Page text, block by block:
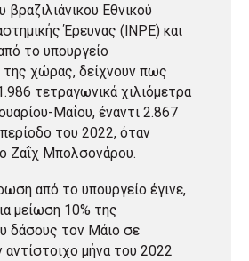
Εθνικού
Έρευνας (INPE) και
το υπουργείο
της χώρας, δείχνουν πως
τετραγωνικά χιλιόμετρα
Μαΐου, έναντι 2.867
του 2022, όταν
Ζαΐχ Μπολσονάρου.
από το υπουργείο έγινε,
μείωση 10% της
δάσους τον Μάιο σε
αντίστοιχο μήνα του 2022